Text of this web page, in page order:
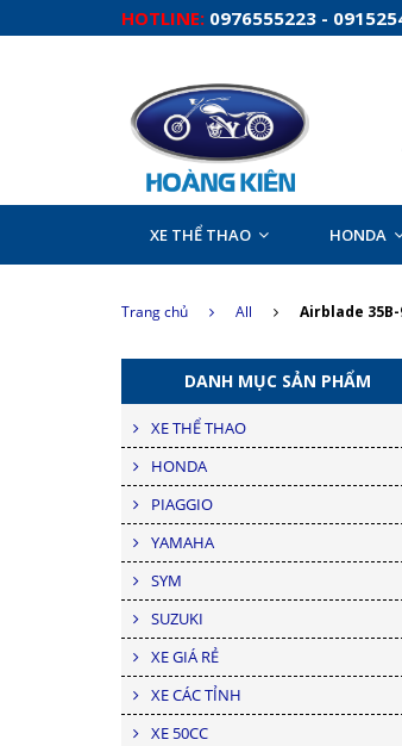
HOTLINE: 0976555223 -
XE THỂ THAO HONDA
Trang chủ All Airblade 35B-
DANH MỤC SẢN PHẨM
XE THỂ THAO
HONDA
PIAGGIO
YAMAHA
SYM
SUZUKI
XE GIÁ RẺ
XE CÁC TỈNH
XE 50CC